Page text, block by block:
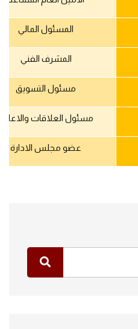
المسئول المالي
المشرف الفني
مسئول التسويق
مسئول العلاقات
عضو مجلس الادارة